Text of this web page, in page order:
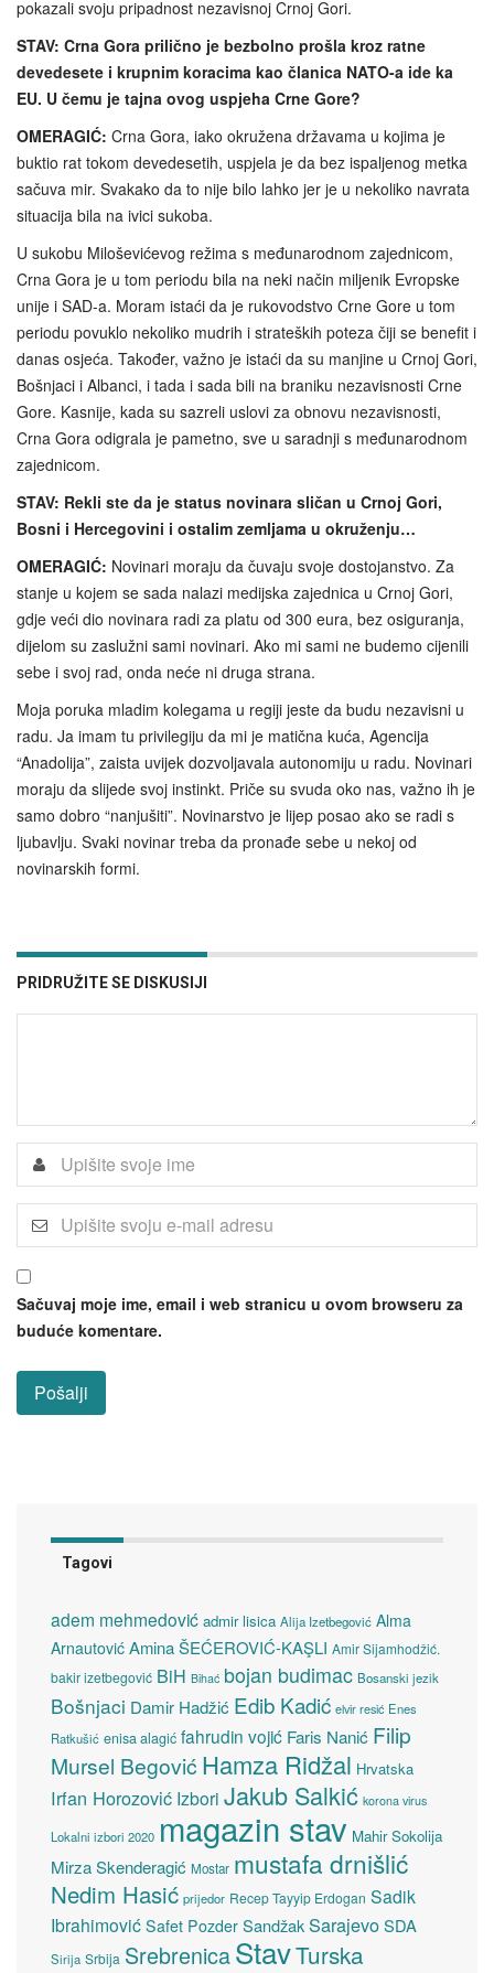
pokazali svoju pripadnost nezavisnoj Crnoj Gori.
STAV: Crna Gora prilično je bezbolno prošla kroz ratne
devedesete i krupnim koracima kao članica NATO-a ide ka
EU. U čemu je tajna ovog uspjeha Crne Gore?
OMERAGIĆ: Crna Gora, iako okružena državama u kojima je
buktio rat tokom devedesetih, uspjela je da bez ispaljenog metka
sačuva mir. Svakako da to nije bilo lahko jer je u nekoliko navrata
situacija bila na ivici sukoba.
U sukobu Miloševićevog režima s međunarodnom zajednicom,
Crna Gora je u tom periodu bila na neki način miljenik Evropske
unije i SAD-a. Moram istaći da je rukovodstvo Crne Gore u tom
periodu povuklo nekoliko mudrih i strateških poteza čiji se benefit i
danas osjeća. Također, važno je istaći da su manjine u Crnoj Gori,
Bošnjaci i Albanci, i tada i sada bili na braniku nezavisnosti Crne
Gore. Kasnije, kada su sazreli uslovi za obnovu nezavisnosti,
Crna Gora odigrala je pametno, sve u saradnji s međunarodnom
zajednicom.
STAV: Rekli ste da je status novinara sličan u Crnoj Gori,
Bosni i Hercegovini i ostalim zemljama u okruženju…
OMERAGIĆ: Novinari moraju da čuvaju svoje dostojanstvo. Za
stanje u kojem se sada nalazi medijska zajednica u Crnoj Gori,
gdje veći dio novinara radi za platu od 300 eura, bez osiguranja,
dijelom su zaslužni sami novinari. Ako mi sami ne budemo cijenili
sebe i svoj rad, onda neće ni druga strana.
Moja poruka mladim kolegama u regiji jeste da budu nezavisni u
radu. Ja imam tu privilegiju da mi je matična kuća, Agencija
“Anadolija”, zaista uvijek dozvoljavala autonomiju u radu. Novinari
moraju da slijede svoj instinkt. Priče su svuda oko nas, važno ih je
samo dobro “nanjušiti”. Novinarstvo je lijep posao ako se radi s
ljubavlju. Svaki novinar treba da pronađe sebe u nekoj od
novinarskih formi.
PRIDRUŽITE SE DISKUSIJI
Sačuvaj moje ime, email i web stranicu u ovom browseru za
buduće komentare.
Tagovi
adem mehmedović admir lisica Alija Izetbegović Alma
Arnautović Amina ŠEĆEROVIĆ-KAŞLI Amir Sijamhodžić.
bakir izetbegović BiH Bihać bojan budimac Bosanski jezik
Bošnjaci Damir Hadžić Edib Kadić elvir resić Enes
Ratkušić enisa alagić fahrudin vojić Faris Nanić Filip
Mursel Begović Hamza Ridžal Hrvatska
Irfan Horozović Izbori Jakub Salkić korona virus
Lokalni izbori 2020 magazin stav Mahir Sokolija
Mirza Skenderagić Mostar mustafa drnišlić
Nedim Hasić prijedor Recep Tayyip Erdogan Sadik
Ibrahimović Safet Pozder SandžakSarajevoSDA
Sirija Srbija SrebrenicaStavTurska